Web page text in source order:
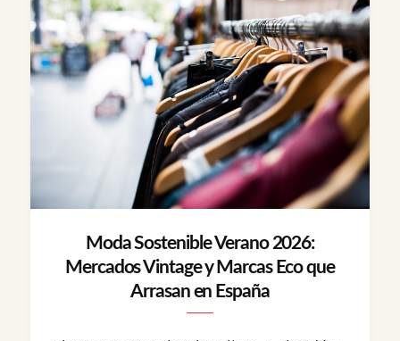
Moda Sostenible Verano 2026:
Mercados Vintage y Marcas Eco que
Arrasan en España